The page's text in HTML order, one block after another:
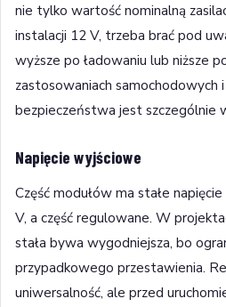
nie tylko wartość nominalną
instalacji 12 V, trzeba brać pod
wyższe po ładowaniu lub niższe
zastosowaniach samochodowych
bezpieczeństwa jest szczególnie
Napięcie wyjściowe
Część modułów ma stałe
V, a część regulowane. W
stała bywa wygodniejsza, bo
przypadkowego przestawienia.
uniwersalność, ale przed